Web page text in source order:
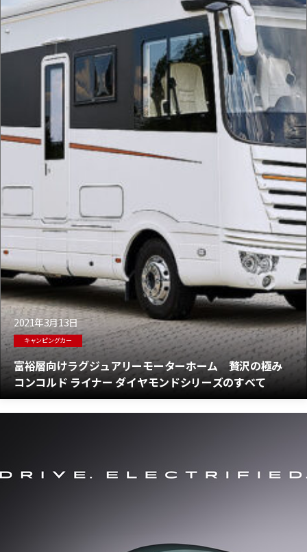
2021年3月13日
キャンピングカー
富裕層向けラグジュアリーモーターホーム 贅沢の極み
コンコルド ライナー ダイヤモンドシリーズのすべて